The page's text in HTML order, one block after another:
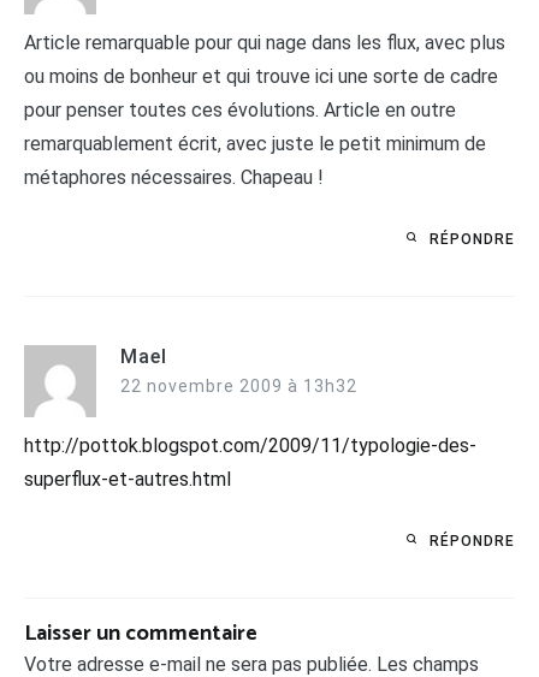
Article remarquable pour qui nage dans les flux, avec plus
ou moins de bonheur et qui trouve ici une sorte de cadre
pour penser toutes ces évolutions. Article en outre
remarquablement écrit, avec juste le petit minimum de
métaphores nécessaires. Chapeau !
RÉPONDRE
Mael
22 novembre 2009 à 13h32
http://pottok.blogspot.com/2009/11/typologie-des-
superflux-et-autres.html
RÉPONDRE
Laisser un commentaire
Votre adresse e-mail ne sera pas publiée. Les champs